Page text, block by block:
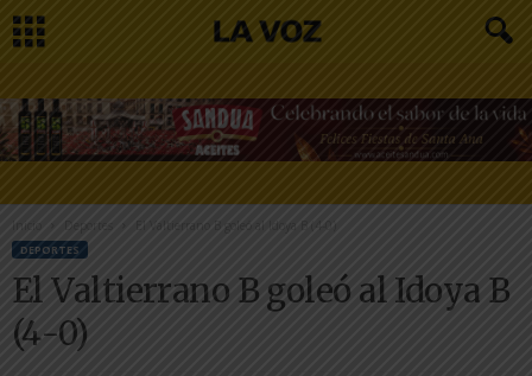
Inicio El Valtierrano B goleó al Idoya B (4-0)
DEPORTES
El Valtierrano B goleó al Idoya B
(4-0)